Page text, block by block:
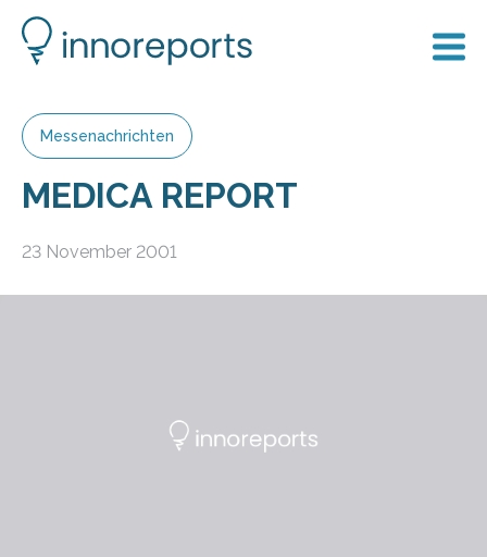
Messenachrichten
MEDICA REPORT
23 November 2001